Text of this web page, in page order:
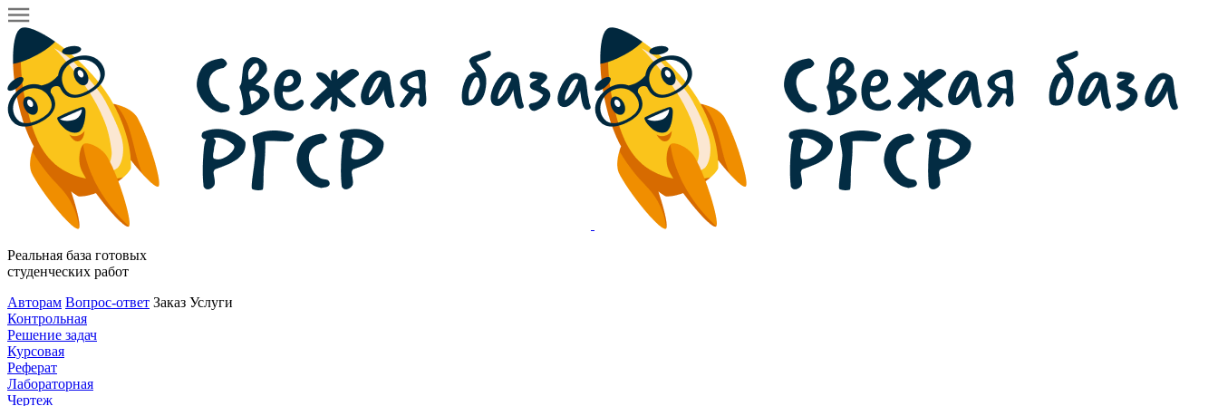
Реальная база готовых
студенческих работ
Авторам Вопрос-ответ Заказ Услуги
Контрольная
Решение задач
Курсовая
Реферат
Лабораторная
Чертеж